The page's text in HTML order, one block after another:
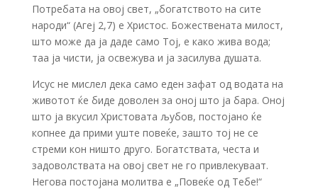
Потребата на овој свет, „богатството на сите
народи“ (Агеј 2,7) е Христос. Божествената милост,
што може да ја даде само Тој, е како жива вода;
таа ја чисти, ја освежува и ја засилува душата.
Исус не мислел дека само еден зафат од водата на
животот ќе биде доволен за оној што ја бара. Оној
што ја вкусил Христовата љубов, постојано ќе
копнее да прими уште повеќе, зашто тој не се
стреми кон ништо друго. Богатствата, честа и
задоволствата на овој свет не го привлекуваат.
Негова постојана молитва е „Повеќе од Тебе!“